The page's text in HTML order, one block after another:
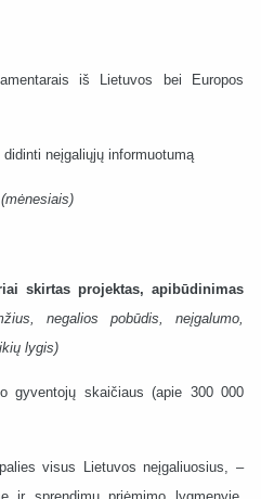
iš Lietuvos bei Europos
neįgaliųjų informuotumą
(mėnesiais)
skirtas projektas, apibūdinimas
negalios pobūdis, neįgalumo,
lygis)
gyventojų skaičiaus (apie 300 000
visus Lietuvos neįgaliuosius, –